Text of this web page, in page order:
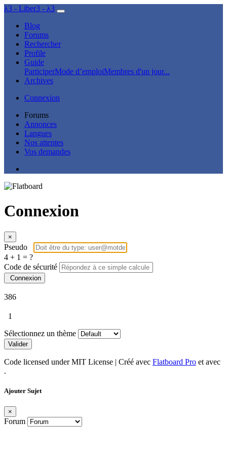
λ3 - Liber3 - λ3
Blog
Forums
Rechercher
Profile
Guide
ParticiperMode d’emploiMembres d'un jour...
Archives
Connexion
Forums
Annonces
Langues
Nos attentes
Vos demandes
Connexion
×
Pseudo
4 + 1 = ?
Code de sécurité
Connexion
386
1
Sélectionnez un thème
Valider
Code licensed under MIT License | Créé avec Flatboard Pro et avec
.
Ajouter Sujet
×
Forum